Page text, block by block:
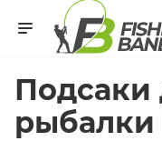
Подсаки
рыбалки